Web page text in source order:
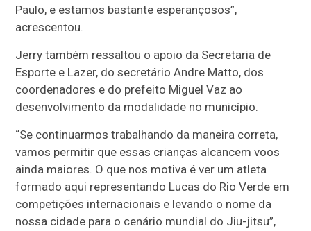
Paulo, e estamos bastante esperançosos”,
acrescentou.
Jerry também ressaltou o apoio da Secretaria de
Esporte e Lazer, do secretário Andre Matto, dos
coordenadores e do prefeito Miguel Vaz ao
desenvolvimento da modalidade no município.
“Se continuarmos trabalhando da maneira correta,
vamos permitir que essas crianças alcancem voos
ainda maiores. O que nos motiva é ver um atleta
formado aqui representando Lucas do Rio Verde em
competições internacionais e levando o nome da
nossa cidade para o cenário mundial do Jiu-jitsu”,